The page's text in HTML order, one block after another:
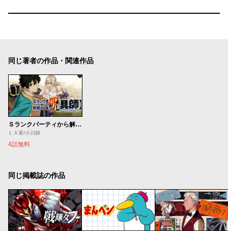
同じ著者の作品・関連作品
Ｓランクパーティから解雇された【呪具師】～『呪いのアイテム』しか作れませんが、その性能はアーティファクト級なり……！～
ＬＡ軍/小川錦
4話無料
同じ掲載誌の作品